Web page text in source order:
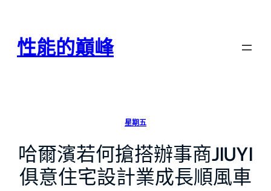
性能的巔峰
星期五
哈爾濱若何搶搭辦事商JIUYI
俱意住宅設計業成長順風車